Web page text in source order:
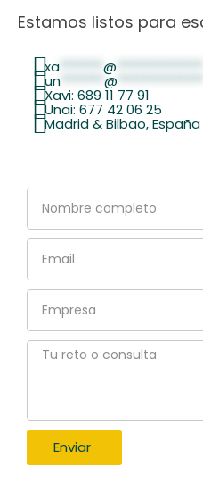
Estamos listos para
xa @
un ******* @ **************
Xavi: 689 11 77 91
Unai: 677 42 06 25
Madrid & Bilbao, España
completo
Enviar